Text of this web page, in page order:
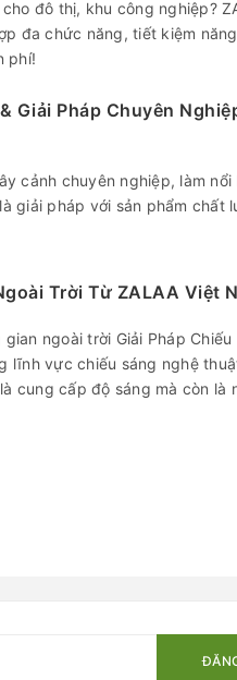
đô thị, khu công nghiệp?
đa chức năng, tiết kiệm
phí!
Giải Pháp Chuyên
cảnh chuyên nghiệp, làm
giải pháp với sản phẩm chất
Trời Từ ZALAA Việt
ngoài trời Giải Pháp Chiếu
lĩnh vực chiếu sáng nghệ
cung cấp độ sáng mà còn là